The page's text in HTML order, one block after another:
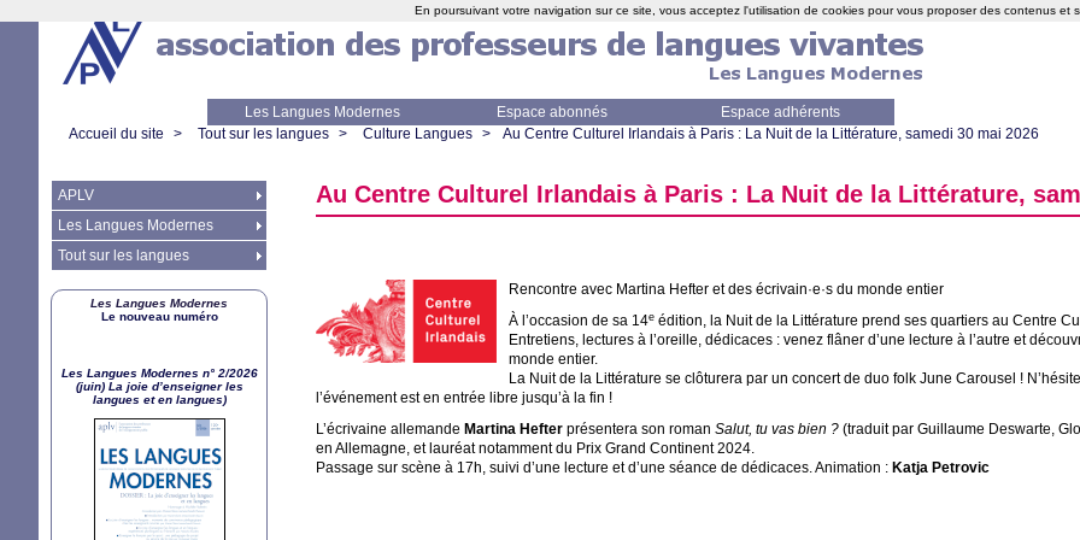
Les Langues Modernes Espace abonnés
Espace adhérents
Accueil du site > Tout sur les langues > Culture Langues > Au Centre Culturel Irlandais à Paris : La Nuit de la Littérature, samedi 30 mai 2026
Au Centre Culturel Irlandais à Paris : La Nuit de la Littérature,
Rencontre avec Martina Hefter et des écrivain·e·s du monde entier
À l’occasion de sa 14e édition, la Nuit de la Littérature prend ses quartiers au Centre
Entretiens, lectures à l’oreille, dédicaces : venez flâner d’une lecture à l’autre et
monde entier.
La Nuit de la Littérature se clôturera par un concert de duo folk June Carousel !
l’événement est en entrée libre jusqu’à la fin !
L’écrivaine allemande Martina Hefter présentera son roman Salut, tu vas bien ? (traduit par Guillaume Deswarte,
en Allemagne, et lauréat notamment du Prix Grand Continent 2024.
Passage sur scène à 17h, suivi d’une lecture et d’une séance de dédicaces. Animation : Katja Petrovic
APLV
Les Langues Modernes
Tout sur les langues
Les Langues Modernes
Le nouveau numéro
Les Langues Modernes n° 2/2026
(juin) La joie d’enseigner les
langues et en langues)
En poursuivant votre navigation sur ce site, vous acceptez l'utilisation de cookies pour vous proposer des contenus et